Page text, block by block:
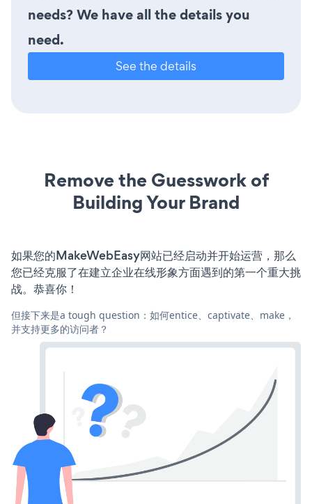
needs? We have all the details you
need.
See the details
Remove the Guesswork of
Building Your Brand
如果您的MakeWebEasy网站已经启动并开始运营，那么
您已经克服了在建立企业在线形象方面遇到的第一个重大挑
战。恭喜你！
但接下来是a tough question：如何entice、captivate、make，
并支持更多的访问者？